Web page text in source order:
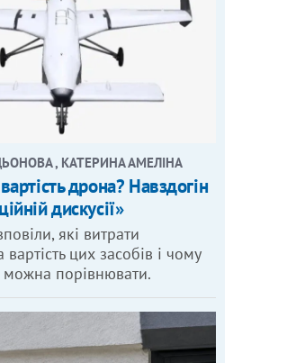
, КАТЕРИНА АМЕЛІНА
дрона? Навздогін
дискусії»
які витрати
цих засобів і чому
можна порівнювати.